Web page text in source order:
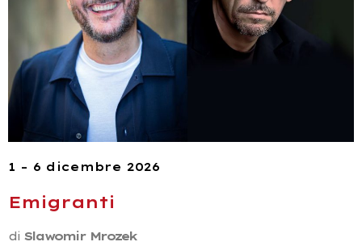
1 – 6 dicembre 2026
Emigranti
di Slawomir Mrozek